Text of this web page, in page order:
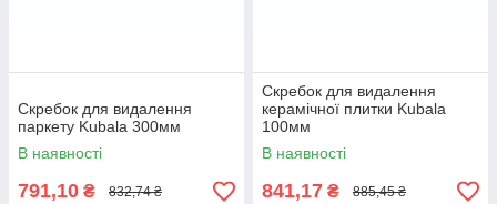
Скребок для видалення
паркету Kubala 300мм
В наявності
791,10 ₴ 832,74 ₴
Скребок для видалення
керамічної плитки Kubala
100мм
В наявності
841,17 ₴ 885,45 ₴